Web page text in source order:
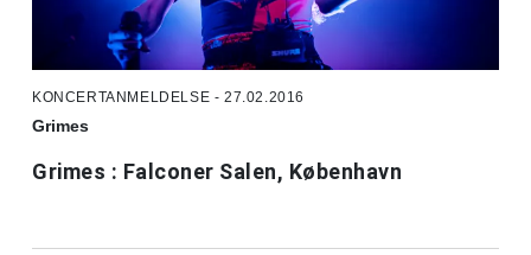
KONCERTANMELDELSE - 27.02.2016
Grimes
Grimes : Falconer Salen, København